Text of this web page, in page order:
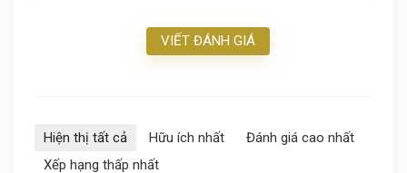
VIẾT ĐÁNH GIÁ
Hiện thị tất cả Hữu ích nhất
Đánh giá cao nhất
Xếp hạng thấp nhất